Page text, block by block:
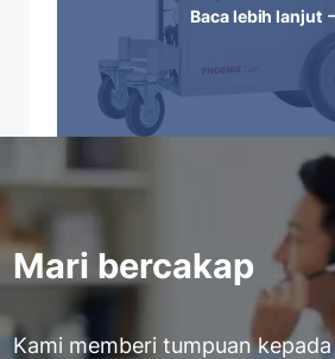
Baca lebih lanjut
Mari bercakap
Kami memberi tumpuan